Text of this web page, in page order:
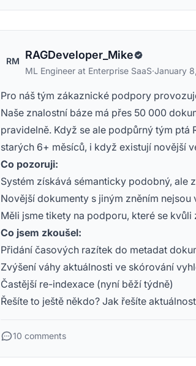
RM RAGDeveloper_Mike
ML Engineer at Enterprise SaaS·January
Pro náš tým zákaznické podpory
Naše znalostní báze má přes 50 000
pravidelně. Když se ale podpůrný tým ptá
starých 6+ měsíců, i když existují novější
Co pozoruji:
Systém získává sémanticky podobný, ale
Novější dokumenty s jiným zněním
Měli jsme tikety na podporu, které se
Co jsem zkoušel:
Přidání časových razítek do metadat
Zvýšení váhy aktuálnosti ve skórování
Častější re-indexace (nyní běží týdně)
Řešíte to ještě někdo? Jak řešíte
10 comments